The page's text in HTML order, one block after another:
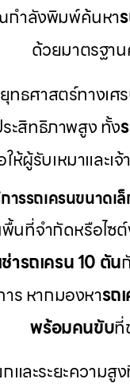
กำลังพิมพ์ค้นหา
ด้วยมาตรฐา
ธศาสตร์ทางเศ
ะสิทธิภาพสูง ทั้ง
ห้ผู้รับเหมาและ
ารรถเครนขนาด
ที่จำกัดหรือไซต์
ช่ารถเครน 10 ตัน
ร หากมองหารถ
พร้อมคนขับที่
ละระยะความสูง